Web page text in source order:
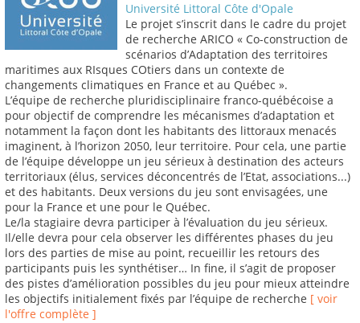
Université Littoral Côte d'Opale
Le projet s’inscrit dans le cadre du projet
de recherche ARICO « Co-construction de
scénarios d’Adaptation des territoires
maritimes aux RIsques COtiers dans un contexte de
changements climatiques en France et au Québec ».
L’équipe de recherche pluridisciplinaire franco-québécoise a
pour objectif de comprendre les mécanismes d’adaptation et
notamment la façon dont les habitants des littoraux menacés
imaginent, à l’horizon 2050, leur territoire. Pour cela, une partie
de l’équipe développe un jeu sérieux à destination des acteurs
territoriaux (élus, services déconcentrés de l’Etat, associations...)
et des habitants. Deux versions du jeu sont envisagées, une
pour la France et une pour le Québec.
Le/la stagiaire devra participer à l’évaluation du jeu sérieux.
Il/elle devra pour cela observer les différentes phases du jeu
lors des parties de mise au point, recueillir les retours des
participants puis les synthétiser… In fine, il s’agit de proposer
des pistes d’amélioration possibles du jeu pour mieux atteindre
les objectifs initialement fixés par l’équipe de recherche [ voir
l'offre complète ]